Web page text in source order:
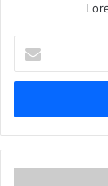
t
r
y